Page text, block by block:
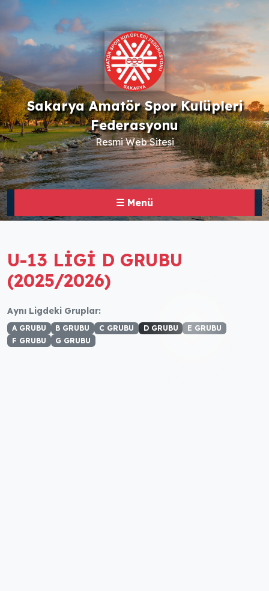
Sakarya Amatör Spor Kulüpleri
Federasyonu
Resmi Web Sitesi
☰ Menü
U-13 LİGİ D GRUBU
(2025/2026)
Aynı Ligdeki Gruplar:
A GRUBU B GRUBU C GRUBU D GRUBU
E GRUBU
F GRUBU
G GRUBU